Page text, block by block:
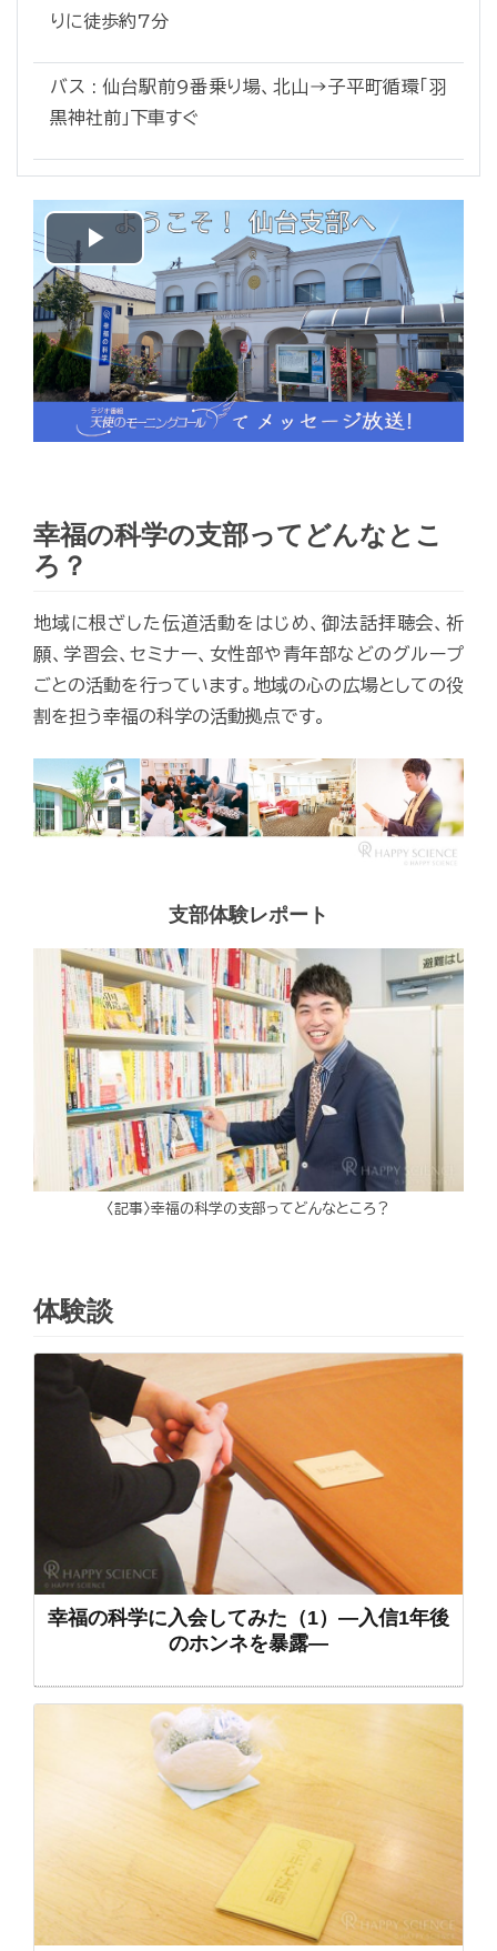
りに徒歩約7分
バス : 仙台駅前9番乗り場、北山→子平町循環「羽
黒神社前」下車すぐ
Play
Video
幸福の科学の支部ってどんなとこ
ろ？
地域に根ざした伝道活動をはじめ、御法話拝聴会、祈
願、学習会、セミナー、女性部や青年部などのグループ
ごとの活動を行っています。地域の心の広場としての役
割を担う幸福の科学の活動拠点です。
支部体験レポート
〈記事〉幸福の科学の支部ってどんなところ？
体験談
幸福の科学に入会してみた（1）―入信1年後
のホンネを暴露―